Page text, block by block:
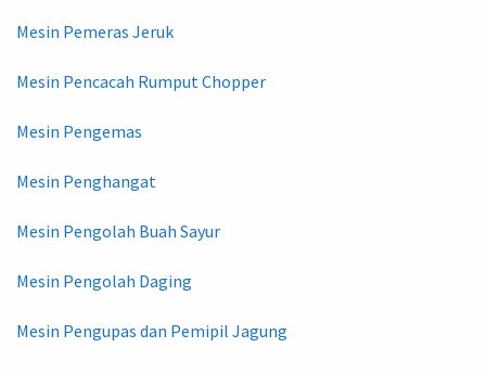
Mesin Pemeras Jeruk
Mesin Pencacah Rumput Chopper
Mesin Pengemas
Mesin Penghangat
Mesin Pengolah Buah Sayur
Mesin Pengolah Daging
Mesin Pengupas dan Pemipil Jagung